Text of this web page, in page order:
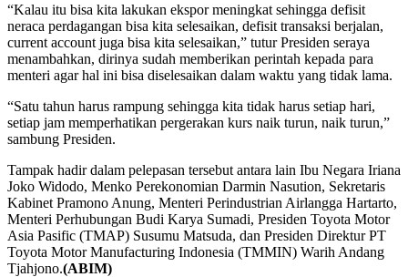
“Kalau itu bisa kita lakukan ekspor meningkat sehingga defisit
neraca perdagangan bisa kita selesaikan, defisit transaksi berjalan,
current account juga bisa kita selesaikan,” tutur Presiden seraya
menambahkan, dirinya sudah memberikan perintah kepada para
menteri agar hal ini bisa diselesaikan dalam waktu yang tidak lama.
“Satu tahun harus rampung sehingga kita tidak harus setiap hari,
setiap jam memperhatikan pergerakan kurs naik turun, naik turun,”
sambung Presiden.
Tampak hadir dalam pelepasan tersebut antara lain Ibu Negara Iriana
Joko Widodo, Menko Perekonomian Darmin Nasution, Sekretaris
Kabinet Pramono Anung, Menteri Perindustrian Airlangga Hartarto,
Menteri Perhubungan Budi Karya Sumadi, Presiden Toyota Motor
Asia Pasific (TMAP) Susumu Matsuda, dan Presiden Direktur PT
Toyota Motor Manufacturing Indonesia (TMMIN) Warih Andang
Tjahjono.(ABIM)